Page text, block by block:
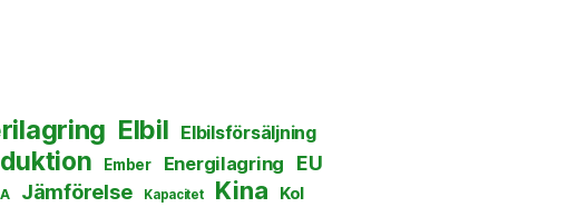
Elbil Elbilsförsäljning
Ember Energilagring EU
Jämförelse Kapacitet Kina Kol